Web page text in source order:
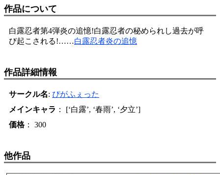
作品について
白露忍者第4弾炎の追憶!白露忍者の秘められし過去が呼
び起こされる!……白露忍者炎の追憶
作品詳細情報
サークル名: ぴがふぇった
メインキャラ ： [‘白露’, ‘春雨’, ‘夕立’]
価格： 300
他作品